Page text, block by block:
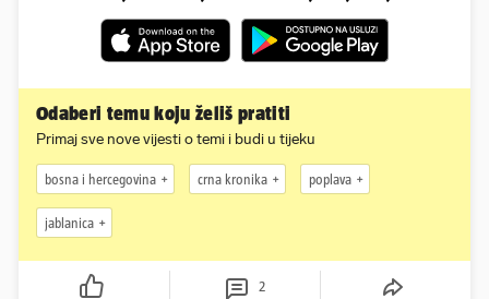
Odaberi temu koju želiš pratiti
Primaj sve nove vijesti o temi i budi u tijeku
bosna i hercegovina crna kronika poplava
jablanica
2